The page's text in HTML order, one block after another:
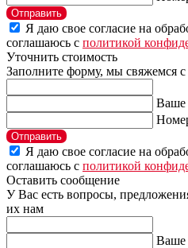
Отправить
Я даю свое согласие на
соглашаюсь с политикой
Уточнить стоимость
Заполните форму, мы свяжемся
Ваше
Отправить
Я даю свое согласие на
соглашаюсь с политикой
Оставить сообщение
У Вас есть вопросы,
их нам
Ваше